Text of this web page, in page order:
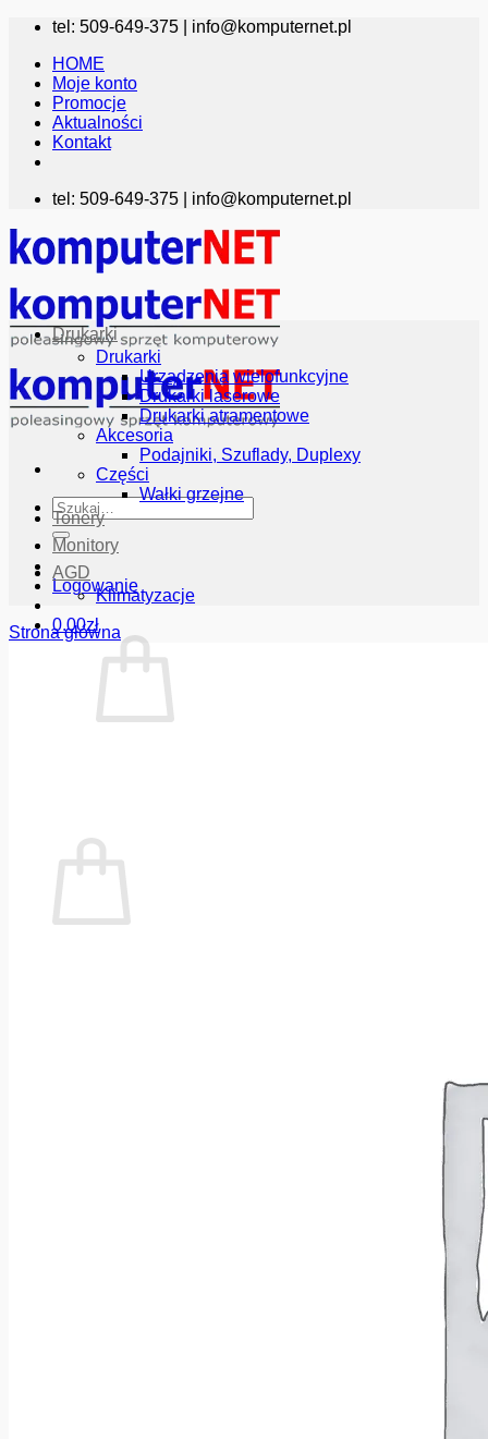
Przewiń
zawartości
tel: 509-649-375 | info@komputernet.pl
HOME
Moje konto
Promocje
Aktualności
Kontakt
tel: 509-649-375 | info@komputernet.pl
Szukaj:
Logowanie
0.00zł
Drukarki
Drukarki
Urządzenia wielofunkcyjne
Drukarki laserowe
Drukarki atramentowe
Akcesoria
Podajniki, Szuflady, Duplexy
Części
Wałki grzejne
Tonery
Monitory
AGD
Klimatyzacje
Strona główna